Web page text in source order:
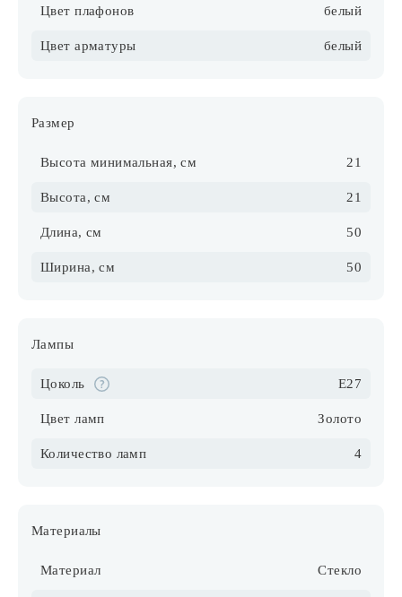
Цвет плафонов белый
Цвет арматуры белый
Размер
Высота минимальная, см 21
Высота, см 21
Длина, см 50
Ширина, см 50
Лампы
Цоколь E27
Цвет ламп Золото
Количество ламп 4
Материалы
Материал Стекло